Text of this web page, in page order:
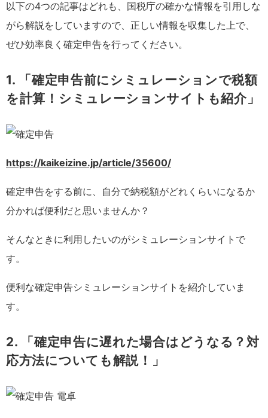
以下の4つの記事はどれも、国税庁の確かな情報を引用しな
がら解説をしていますので、正しい情報を収集した上で、
ぜひ効率良く確定申告を行ってください。
1. 「確定申告前にシミュレーションで税額
を計算！シミュレーションサイトも紹介」
https://kaikeizine.jp/article/35600/
確定申告をする前に、自分で納税額がどれくらいになるか
分かれば便利だと思いませんか？
そんなときに利用したいのがシミュレーションサイトで
す。
便利な確定申告シミュレーションサイトを紹介していま
す。
2. 「確定申告に遅れた場合はどうなる？対
応方法についても解説！」